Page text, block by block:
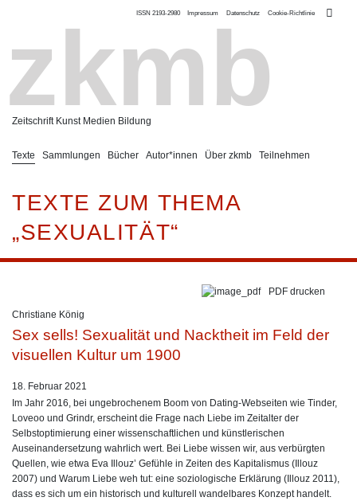
zkmb
Zeitschrift Kunst Medien Bildung
ISSN 2193-2980 Impressum Datenschutz Cookie-Richtlinie
Texte Sammlungen Bücher Autor*innen Über zkmb Teilnehmen
TEXTE ZUM THEMA
„SEXUALITÄT“
PDF drucken
Christiane König
Sex sells! Sexualität und Nacktheit im Feld der
visuellen Kultur um 1900
18. Februar 2021
Im Jahr 2016, bei ungebrochenem Boom von Dating-Webseiten wie Tinder,
Loveoo und Grindr, erscheint die Frage nach Liebe im Zeitalter der
Selbstoptimierung einer wissenschaftlichen und künstlerischen
Auseinandersetzung wahrlich wert. Bei Liebe wissen wir, aus verbürgten
Quellen, wie etwa Eva Illouz’ Gefühle in Zeiten des Kapitalismus (Illouz
2007) und Warum Liebe weh tut: eine soziologische Erklärung (Illouz 2011),
dass es sich um ein historisch und kulturell wandelbares Konzept handelt.